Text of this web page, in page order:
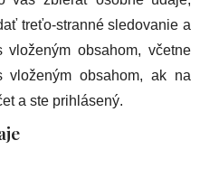
treťo-stranné sledovanie a
obsahom, včetne
vloženým obsahom, ak na
a ste prihlásený.